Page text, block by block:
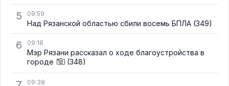
5 09:59
Над Рязанской областью сбили восемь БПЛА (349)
6 09:18
Мэр Рязани рассказал о ходе благоустройства в
городе
(348)
09:38